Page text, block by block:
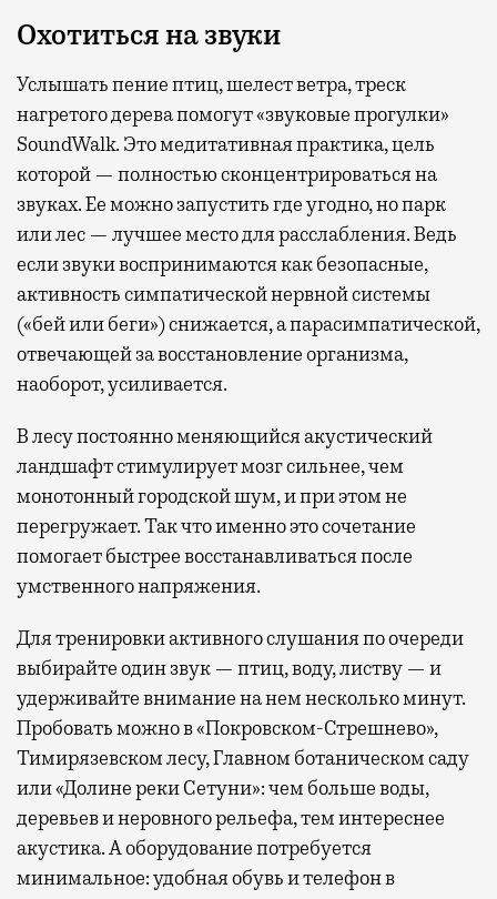
Охотиться на звуки
Услышать пение птиц, шелест ветра, треск
нагретого дерева помогут «звуковые прогулки»
SoundWalk. Это медитативная практика, цель
которой — полностью сконцентрироваться на
звуках. Ее можно запустить где угодно, но парк
или лес — лучшее место для расслабления. Ведь
если звуки воспринимаются как безопасные,
активность симпатической нервной системы
(«бей или беги») снижается, а парасимпатической,
отвечающей за восстановление организма,
наоборот, усиливается.
В лесу постоянно меняющийся акустический
ландшафт стимулирует мозг сильнее, чем
монотонный городской шум, и при этом не
перегружает. Так что именно это сочетание
помогает быстрее восстанавливаться после
умственного напряжения.
Для тренировки активного слушания по очереди
выбирайте один звук — птиц, воду, листву — и
удерживайте внимание на нем несколько минут.
Пробовать можно в «Покровском-Стрешнево»,
Тимирязевском лесу, Главном ботаническом саду
или «Долине реки Сетуни»: чем больше воды,
деревьев и неровного рельефа, тем интереснее
акустика. А оборудование потребуется
минимальное: удобная обувь и телефон в